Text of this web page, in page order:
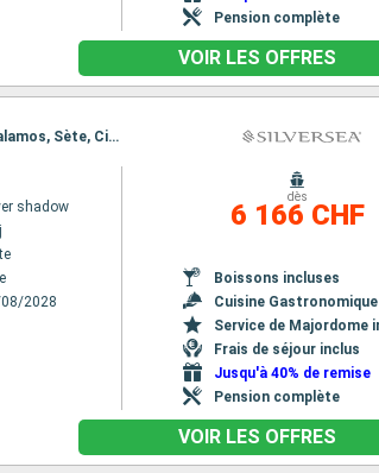
Pension complète
VOIR LES OFFRES
Itinéraire : Nice, Saint Tropez, Bastia, Alghero, Port Mahon, Alcudia, Barcelone, Palamos, Sète, Civitavecchia - Rome
shadow
2028
dès
6 166 CHF
Boissons incluses
Cuisine Gastronomique
Service de Majordome
Frais de séjour inclus
Jusqu'à 40% de remise
Pension complète
VOIR LES OFFRES